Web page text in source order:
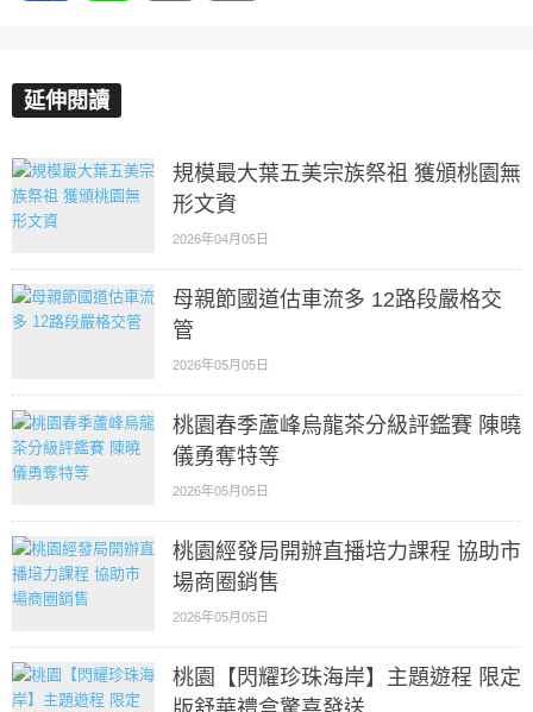
延伸閱讀
規模最大葉五美宗族祭祖 獲頒桃園無
形文資
2026年04月05日
母親節國道估車流多 12路段嚴格交
管
2026年05月05日
桃園春季蘆峰烏龍茶分級評鑑賽 陳曉
儀勇奪特等
2026年05月05日
桃園經發局開辦直播培力課程 協助市
場商圈銷售
2026年05月05日
桃園【閃耀珍珠海岸】主題遊程 限定